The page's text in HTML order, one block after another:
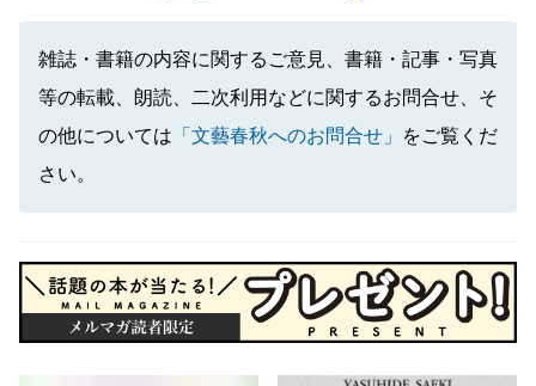
雑誌・書籍の内容に関するご意見、書籍・記事・写真
等の転載、朗読、二次利用などに関するお問合せ、そ
の他については 「文藝春秋へのお問合せ」
をご覧くだ
さい。